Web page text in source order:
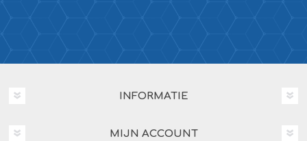
INFORMATIE
MIJN ACCOUNT